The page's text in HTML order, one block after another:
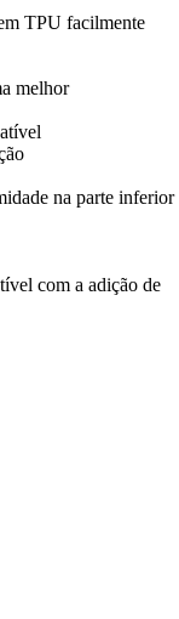
TPU facilmente
melhor
na parte inferior
com a adição de